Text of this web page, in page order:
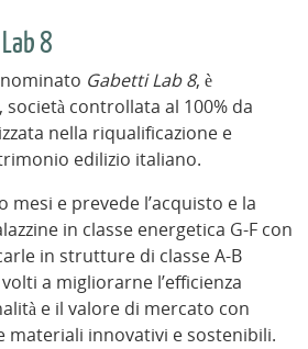
8
Gabetti Lab 8, è
, società controllata al 100% da
nella riqualificazione e
edilizio italiano.
mesi e prevede l’acquisto e la
in classe energetica G-F con
in strutture di classe A-B
a migliorarne l’efficienza
e il valore di mercato con
materiali innovativi e sostenibili.